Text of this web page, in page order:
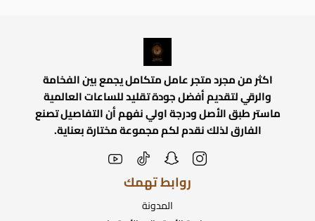
اكثر من مجرد متجر عامل متكامل يجمع بين الفخامة
والرقي لتقديم أفضل جودة تقليد للساعات العالمية
ماستر طبق الأصل ودرجة اولي نفهم أن التفاصيل تصنع
الفارق لذلك نقدم لكم مجموعة مختارة بعناية.
روابط تهمك
المدونة